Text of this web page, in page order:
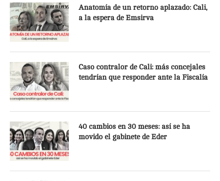
Anatomía de un retorno aplazado: Cali,
a la espera de Emsirva
Caso contralor de Cali: más concejales
tendrían que responder ante la Fiscalía
40 cambios en 30 meses: así se ha
movido el gabinete de Eder